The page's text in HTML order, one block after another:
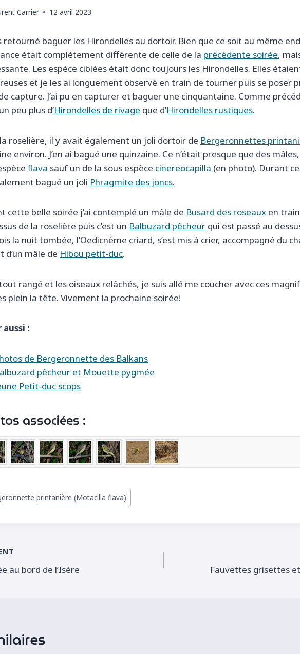
Carrier 12 avril 2023
retourné baguer les Hirondelles au dortoir. Bien que ce soit au même
était complétement différente de celle de la précédente soirée,
Les espèce ciblées était donc toujours les Hirondelles. Elles
et je les ai longuement observé en train de tourner puis se poser
capture. J’ai pu en capturer et baguer une cinquantaine. Comme
peu plus d’Hirondelles de rivage que d’Hirondelles rustiques.
roselière, il y avait également un joli dortoir de Bergeronnettes
environ. J’en ai bagué une quinzaine. Ce n’était presque que des
flava sauf un de la sous espèce cinereocapilla (en photo). Durant
bagué un joli Phragmite des joncs.
cette belle soirée j’ai contemplé un mâle de Busard des roseaux en
de la roselière puis c’est un Balbuzard pêcheur qui est passé au
la nuit tombée, l’Oedicnème criard, s’est mis à crier, accompagné du
d’un mâle de Hibou petit-duc.
rangé et les oiseaux relâchés, je suis allé me coucher avec ces
plein la tête. Vivement la prochaine soirée!
aussi :
de Bergeronnette des Balkans
pêcheur et Mouette pygmée
Petit-duc scops
associées :
printanière (Motacilla flava)
au bord de l’Isère Fauvettes grisettes